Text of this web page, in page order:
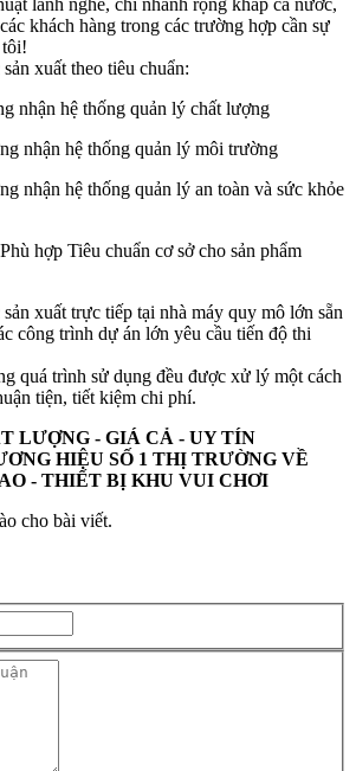
khách hàng trong các trường hợp cần sự
xuất theo tiêu chuẩn:
nhận hệ thống quản lý chất lượng
nhận hệ thống quản lý môi trường
nhận hệ thống quản lý an toàn và sức khỏe
hợp Tiêu chuẩn cơ sở cho sản phẩm
xuất trực tiếp tại nhà máy quy mô lớn sẵn
công trình dự án lớn yêu cầu tiến độ thi
quá trình sử dụng đều được xử lý một cách
tiện, tiết kiệm chi phí.
LƯỢNG - GIÁ CẢ - UY TÍN
HIỆU SỐ 1 THỊ TRƯỜNG VỀ
- THIẾT BỊ KHU VUI CHƠI
cho bài viết.